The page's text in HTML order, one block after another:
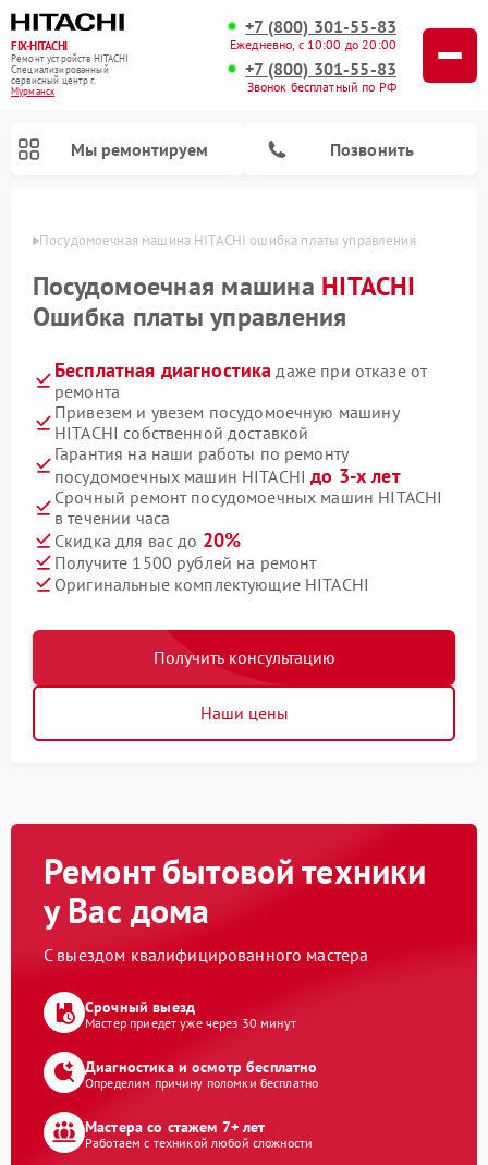
FIX-HITACHI
Ремонт устройств HITACHI
Специализированный
cервисный центр г.
Мурманск
+7 (800) 301-55-83
Ежедневно, с 10:00 до 20:00
+7 (800) 301-55-83
Звонок бесплатный по РФ
Мы ремонтируем Позвонить
Посудомоечная машина HITACHI ошибка платы управления
Посудомоечная машина HITACHI
Ошибка платы управления
Бесплатная диагностика даже при отказе от
ремонта
Привезем и увезем посудомоечную машину
HITACHI собственной доставкой
Гарантия на наши работы по ремонту
посудомоечных машин HITACHIдо 3-х лет
Срочный ремонт посудомоечных машин HITACHI
в течении часа
Скидка для вас до 20%
Получите 1500 рублей на ремонт
Оригинальные комплектующие HITACHI
Получить консультацию
Наши цены
Ремонт бытовой техники
у Вас дома
С выездом квалифицированного мастера
Срочный выезд
Мастер приедет уже через 30 минут
Диагностика и осмотр бесплатно
Определим причину поломки бесплатно
Мастера со стажем 7+ лет
Работаем с техникой любой сложности